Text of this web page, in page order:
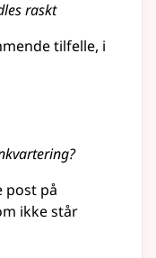
raskt
tilfelle, i
post på
ikke står